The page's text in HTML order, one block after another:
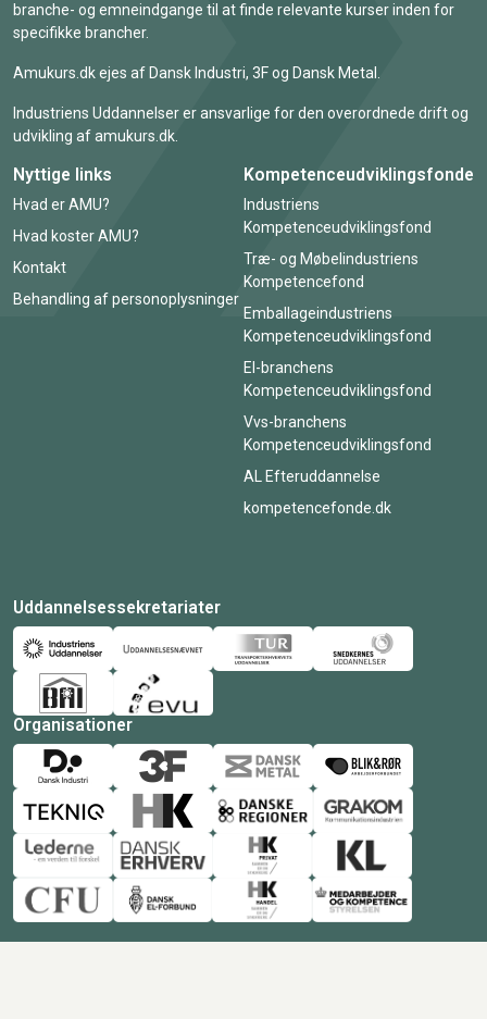
branche- og emneindgange til at finde relevante kurser inden for
specifikke brancher.
Amukurs.dk ejes af Dansk Industri, 3F og Dansk Metal.
Industriens Uddannelser er ansvarlige for den overordnede drift og
udvikling af amukurs.dk.
Nyttige links
Hvad er AMU?
Hvad koster AMU?
Kontakt
Behandling af personoplysninger
Kompetenceudviklingsfonde
Industriens
Kompetenceudviklingsfond
Træ- og Møbelindustriens
Kompetencefond
Emballageindustriens
Kompetenceudviklingsfond
El-branchens
Kompetenceudviklingsfond
Vvs-branchens
Kompetenceudviklingsfond
AL Efteruddannelse
kompetencefonde.dk
Uddannelsessekretariater
Organisationer